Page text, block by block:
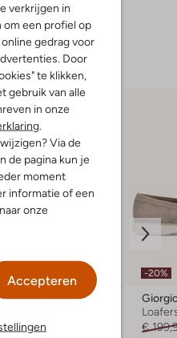
verkrijgen in
om een profiel op
gedrag voor
Door
te klikken,
gebruik van alle
in onze
.
Via de
de pagina kun je
moment
informatie of een
onze
Accepteren
-50%
189,99 € 94,99
-20%
€